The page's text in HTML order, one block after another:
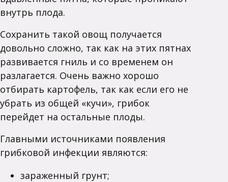
внутрь плода.
Сохранить такой овощ получается
довольно сложно, так как на этих пятнах
развивается гниль и со временем он
разлагается. Очень важно хорошо
отбирать картофель, так как если его не
убрать из общей «кучи», грибок
перейдет на остальные плоды.
Главными источниками появления
грибковой инфекции являются:
зараженный грунт;